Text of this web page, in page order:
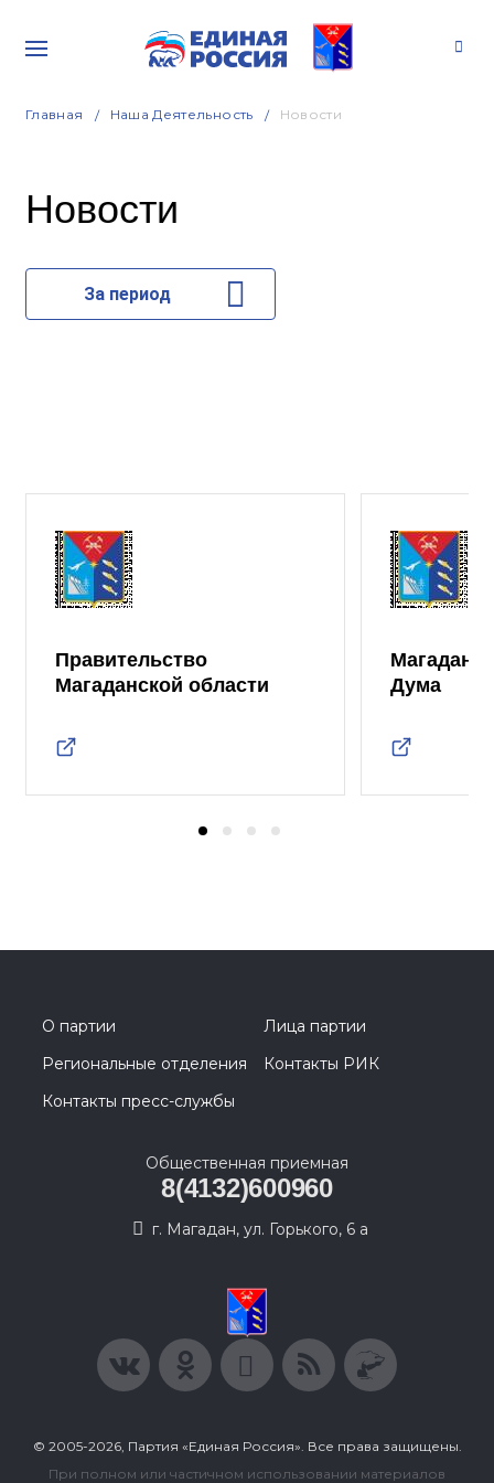
Главная Наша Деятельность Новости
Новости
За период
Правительство
Магаданской области
Дума
О партии
Лица партии
Региональные отделения
Контакты РИК
Контакты пресс-службы
Общественная приемная
8(4132)600960
г. Магадан, ул. Горького, 6 а
© 2005-2026, Партия «Единая Россия». Все права защищены.
При полном или частичном использовании материалов